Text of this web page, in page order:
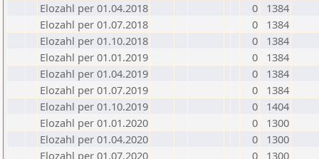
Elozahl per 01.04.2018
0
1384
Elozahl per 01.07.2018
0
1384
Elozahl per 01.10.2018
0
1384
Elozahl per 01.01.2019
0
1384
Elozahl per 01.04.2019
0
1384
Elozahl per 01.07.2019
0
1384
Elozahl per 01.10.2019
0
1404
Elozahl per 01.01.2020
0
1300
Elozahl per 01.04.2020
0
1300
Elozahl per 01.07.2020
0 1300